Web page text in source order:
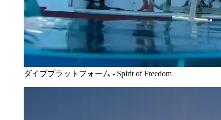
ダイブプラットフォーム - Spirit of Freedom